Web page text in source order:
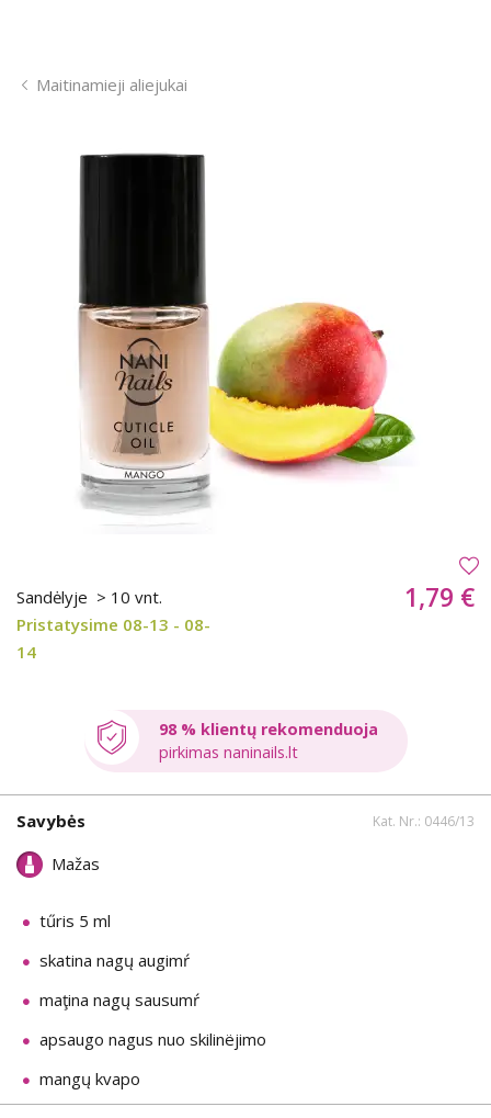
Maitinamieji aliejukai
Sandėlyje > 10 vnt.
Pristatysime 08-13 - 08-
14
1,79 €
98 % klientų rekomenduoja
pirkimas naninails.lt
Savybės Kat. Nr.: 0446/13
Mažas
tűris 5 ml
skatina nagų augimŕ
maţina nagų sausumŕ
apsaugo nagus nuo skilinëjimo
mangų kvapo